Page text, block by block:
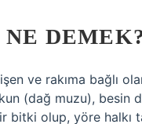
NE
ve rakıma bağlı
(dağ muzu), besin
bitki olup, yöre halkı